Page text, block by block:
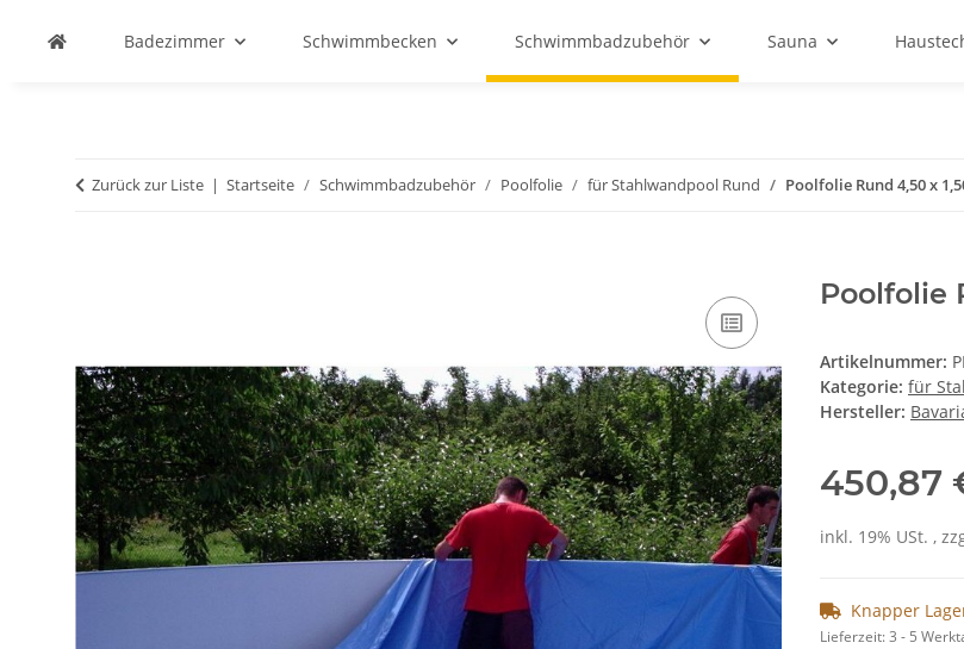
Badezimmer Schwimmbecken Schwimmbadzubehör Sauna
Zurück zur Liste Startseite Schwimmbadzubehör Poolfolie für Stahlwandpool Rund Poolfolie Rund 4,50 x
Poolfolie
Artikelnummer:
Kategorie: für
Hersteller:
450,87
inkl. 19% USt. ,
Knapper
Lieferzeit:3 - 5